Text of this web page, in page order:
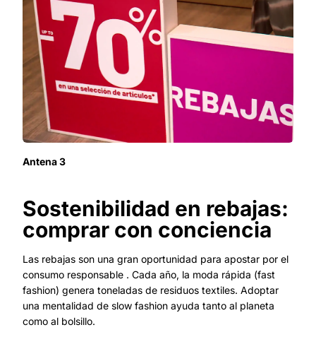
Antena 3
Sostenibilidad en rebajas:
comprar con conciencia
Las rebajas son una gran oportunidad para apostar por el
consumo responsable . Cada año, la moda rápida (fast
fashion) genera toneladas de residuos textiles. Adoptar
una mentalidad de slow fashion ayuda tanto al planeta
como al bolsillo.